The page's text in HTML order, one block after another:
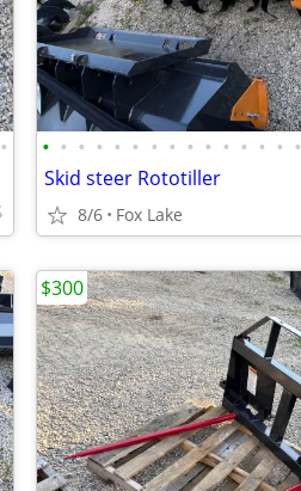
• • • • • • • • • • • • • • • •
Skid steer Rototiller
8/6 Fox Lake
$300